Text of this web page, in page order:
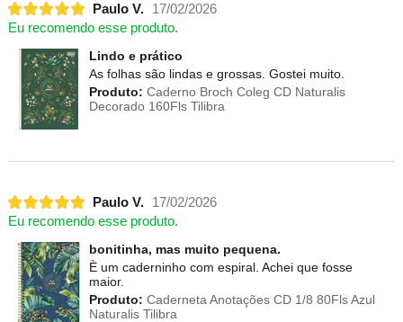
Paulo V.
17/02/2026
Eu recomendo esse produto.
Lindo e prático
As folhas são lindas e grossas. Gostei muito.
Produto: Caderno Broch Coleg CD Naturalis
Decorado 160Fls Tilibra
Paulo V.
17/02/2026
Eu recomendo esse produto.
bonitinha, mas muito pequena.
È um caderninho com espiral. Achei que fosse
maior.
Produto: Caderneta Anotações CD 1/8 80Fls Azul
Naturalis Tilibra